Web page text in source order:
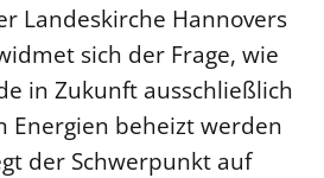
Landeskirche Hannovers
sich der Frage, wie
in Zukunft ausschließlich
Energien beheizt werden
der Schwerpunkt auf